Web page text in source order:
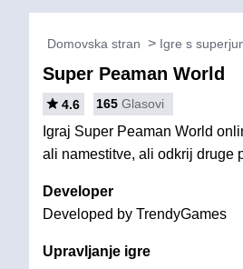
Domovska stran Igre s
Super Peaman World
4.6 165 Glasovi
Igraj Super Peaman World
ali namestitve, ali odkrij druge
Developer
Developed by TrendyGames
Upravljanje igre